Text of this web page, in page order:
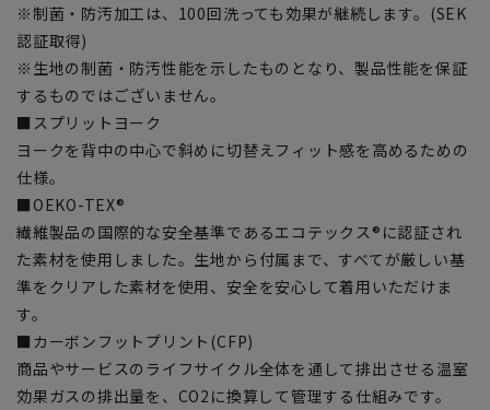
※制菌・防汚加工は、100回洗っても効果が継続します。(SEK
認証取得)
※生地の制菌・防汚性能を示したものとなり、製品性能を保証
するものではございません。
■スプリットヨーク
ヨークを背中の中心で斜めに切替えフィット感を高めるための
仕様。
■OEKO-TEX®
繊維製品の国際的な安全基準であるエコテックス®に認証され
た素材を使用しました。生地から付属まで、すべてが厳しい基
準をクリアした素材を使用、安全を安心して着用いただけま
す。
■カーボンフットプリント(CFP)
商品やサービスのライフサイクル全体を通して排出させる温室
効果ガスの排出量を、CO2に換算して管理する仕組みです。